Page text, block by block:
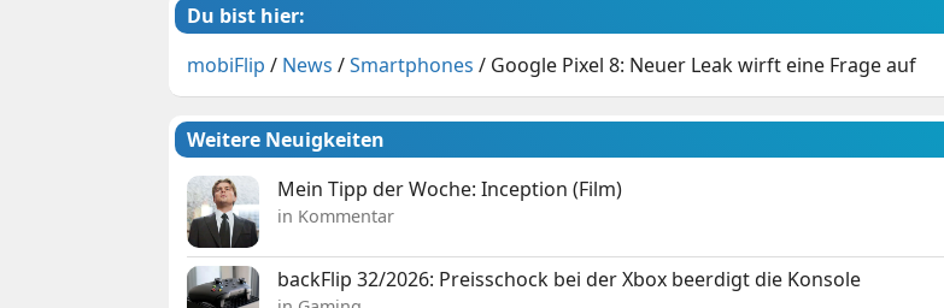
Du bist hier:
mobiFlip / News /Smartphones / Google Pixel 8: Neuer Leak wirft eine Frage auf
Weitere Neuigkeiten
Mein Tipp der Woche: Inception (Film)
in Kommentar
backFlip 32/2026: Preisschock bei der Xbox beerdigt die Konsole